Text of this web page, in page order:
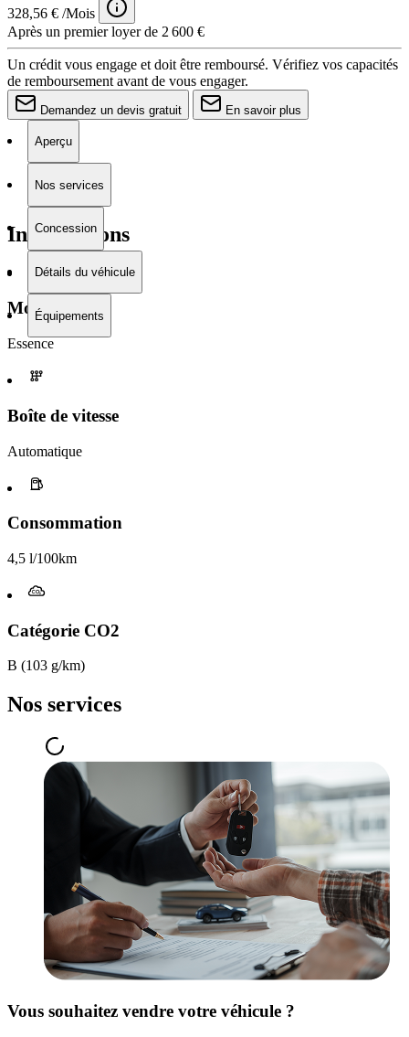
328,56 € /Mois
Après un premier loyer de 2 600 €
Un crédit vous engage et doit être remboursé. Vérifiez vos capacités
de remboursement avant de vous engager.
Demandez un devis gratuit En savoir plus
Aperçu
Nos services
Concession
Détails du véhicule
Équipements
Informations
Moteur
Essence
Boîte de vitesse​
Automatique
Consommation
4,5 l/100km
Catégorie CO2
B (103 g/km)
Nos services
Vous souhaitez vendre votre véhicule ?